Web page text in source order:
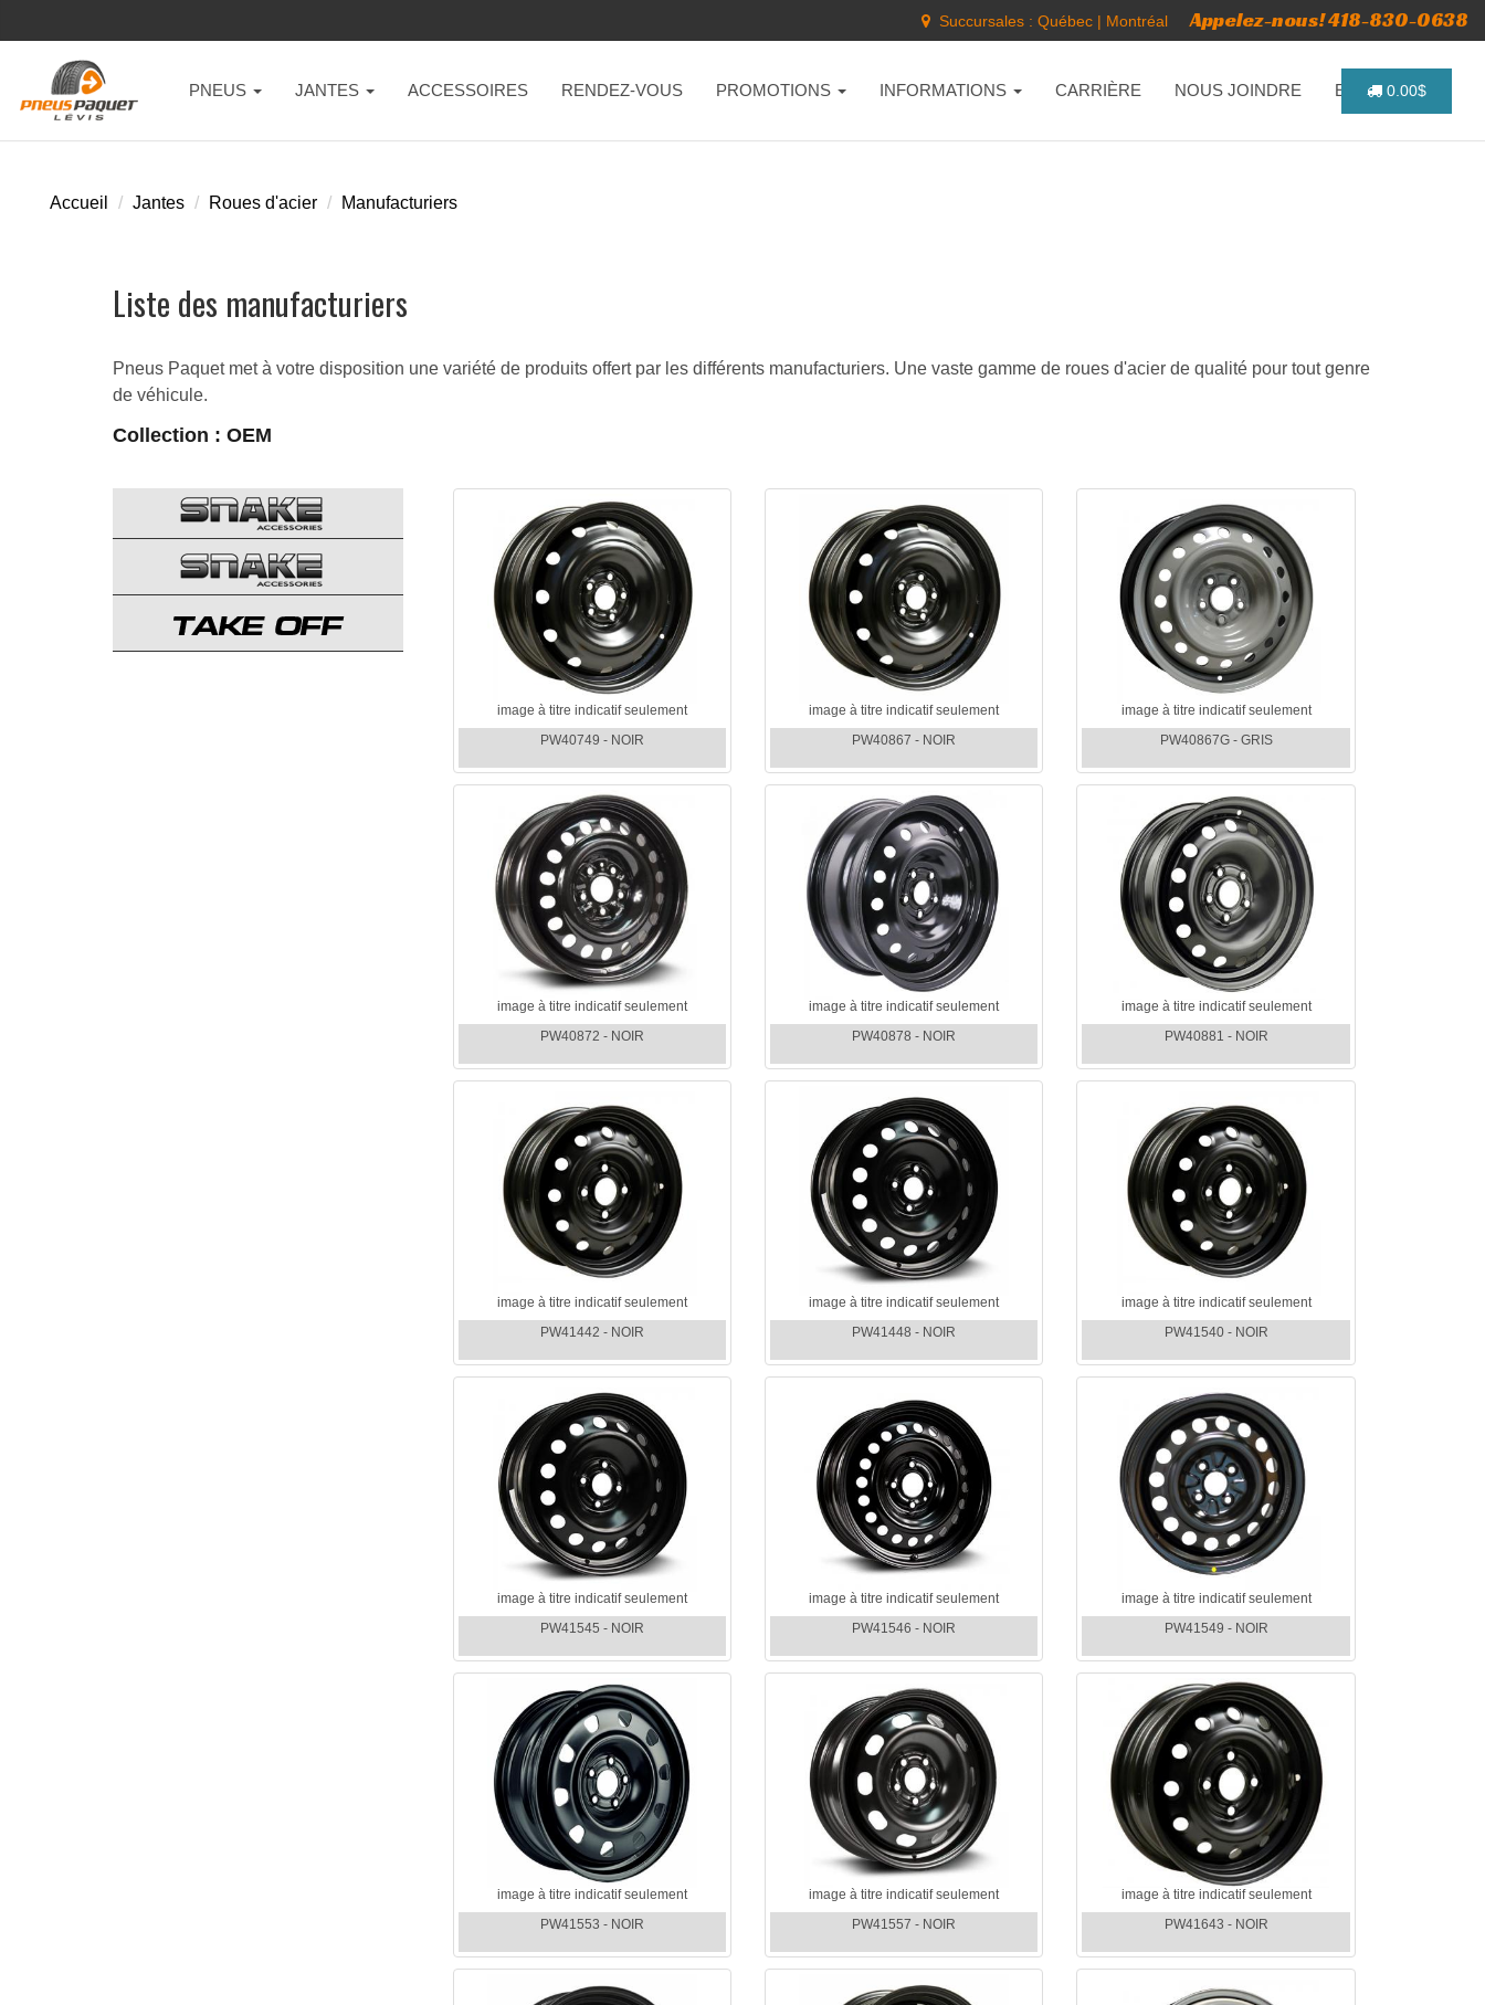
Succursales : Québec | Montréal Appelez-nous! 418-830-0638
PNEUS JANTES ACCESSOIRES RENDEZ-VOUS PROMOTIONS INFORMATIONS CARRIÈRE NOUS JOINDRE ENGLISH
0.00$
Accueil Jantes Roues d'acier Manufacturiers
Liste des manufacturiers
Pneus Paquet met à votre disposition une variété de produits offert par les différents manufacturiers. Une vaste gamme de roues d'acier de qualité pour tout genre
de véhicule.
Collection : OEM
image à titre indicatif seulement
PW40749 - NOIR
image à titre indicatif seulement
PW40867 - NOIR
image à titre indicatif seulement
PW40867G - GRIS
image à titre indicatif seulement
PW40872 - NOIR
image à titre indicatif seulement
PW40878 - NOIR
image à titre indicatif seulement
PW40881 - NOIR
image à titre indicatif seulement
PW41442 - NOIR
image à titre indicatif seulement
PW41448 - NOIR
image à titre indicatif seulement
PW41540 - NOIR
image à titre indicatif seulement
PW41545 - NOIR
image à titre indicatif seulement
PW41546 - NOIR
image à titre indicatif seulement
PW41549 - NOIR
image à titre indicatif seulement
PW41553 - NOIR
image à titre indicatif seulement
PW41557 - NOIR
image à titre indicatif seulement
PW41643 - NOIR